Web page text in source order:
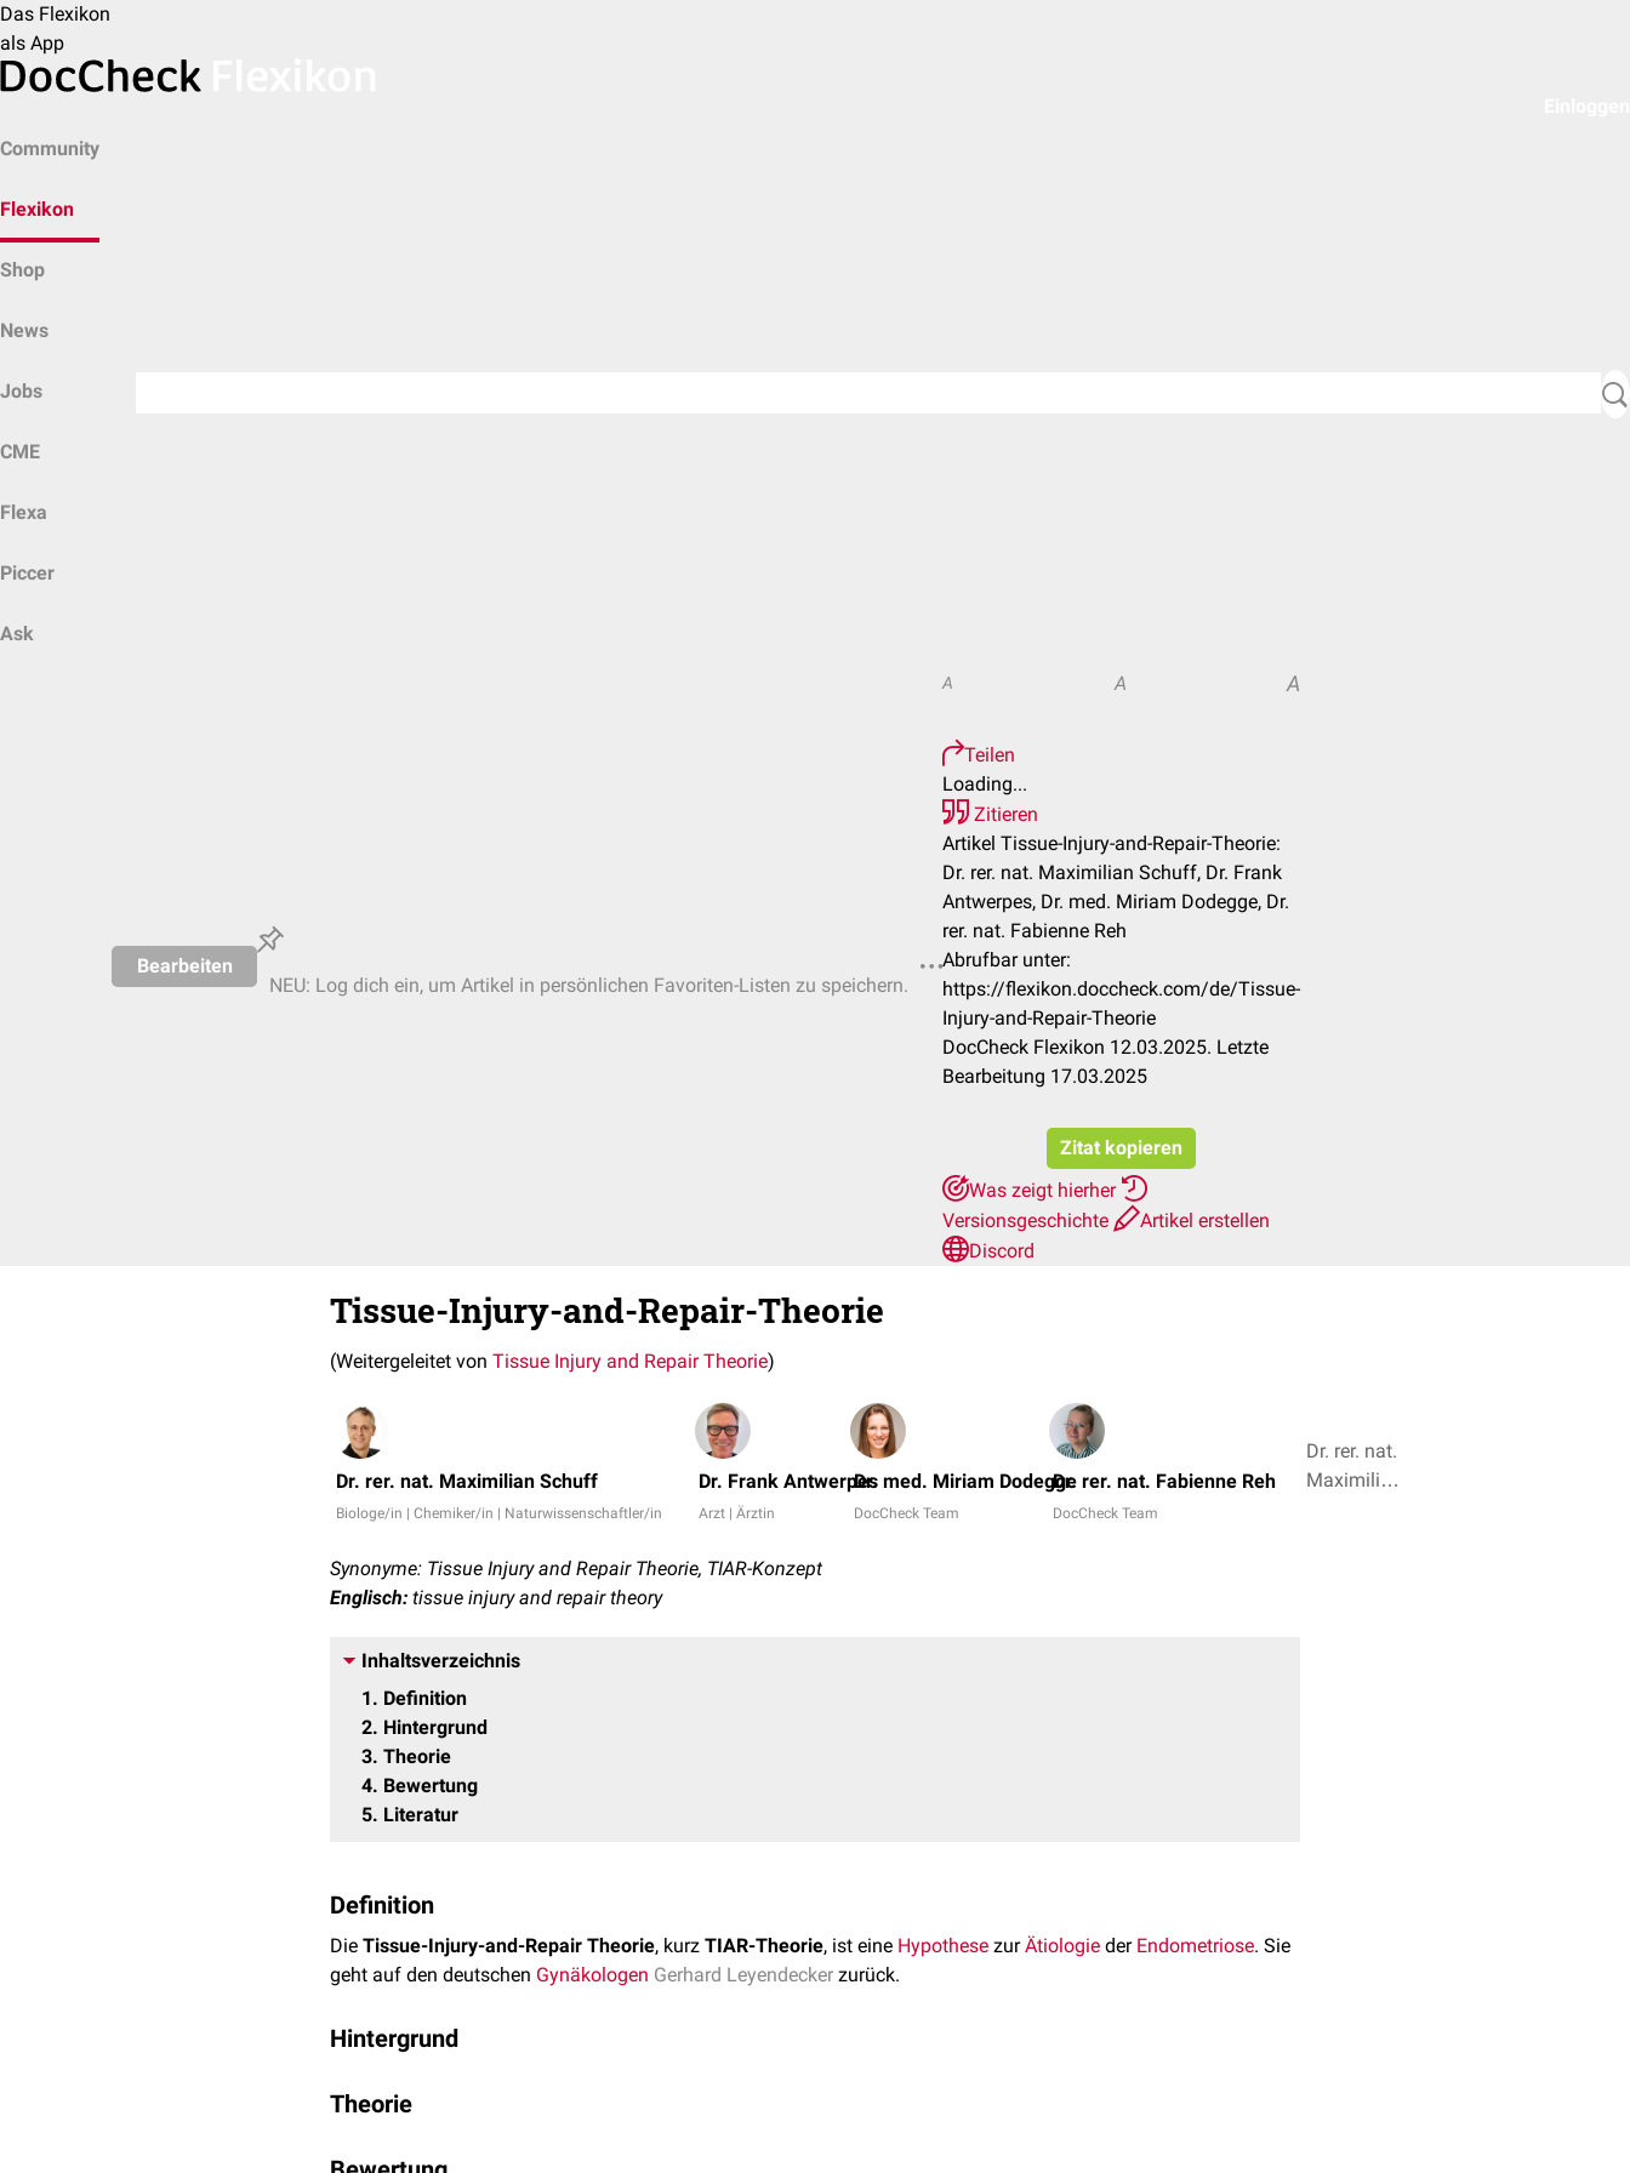
Das Flexikon
als App
Community
Flexikon
Shop
News
Jobs
CME
Flexa
Piccer
Ask
Bearbeiten
NEU: Log dich ein, um Artikel in persönlichen Favoriten-Listen zu speichern.
A A A
Teilen
Loading...
Zitieren
Artikel Tissue-Injury-and-Repair-Theorie:
Dr. rer. nat. Maximilian Schuff, Dr. Frank
Antwerpes, Dr. med. Miriam Dodegge, Dr.
rer. nat. Fabienne Reh
Abrufbar unter:
https://flexikon.doccheck.com/de/Tissue-
Injury-and-Repair-Theorie
DocCheck Flexikon 12.03.2025. Letzte
Bearbeitung 17.03.2025
Zitat kopieren
Was zeigt hierher
Versionsgeschichte
Artikel erstellen
Discord
Tissue-Injury-and-Repair-Theorie
(Weitergeleitet von Tissue Injury and Repair Theorie)
Dr. rer. nat. Maximilian Schuff
Biologe/in | Chemiker/in | Naturwissenschaftler/in
Dr. Frank Antwerpes
Arzt | Ärztin
Dr. med. Miriam Dodegge
DocCheck Team
Dr. rer. nat. Fabienne Reh
DocCheck Team
Dr. rer. nat.
Maximilian
Synonyme: Tissue Injury and Repair Theorie, TIAR-Konzept
Englisch: tissue injury and repair theory
Inhaltsverzeichnis
1
Definition
2 Hintergrund
3 Theorie
4 Bewertung
5 Literatur
Definition
Die Tissue-Injury-and-Repair Theorie, kurz TIAR-Theorie, ist eine Hypothese zurÄtiologie der Endometriose. Sie
geht auf den deutschen Gynäkologen Gerhard Leyendecker zurück.
Hintergrund
Entstehung der Erkrankung hinreichend erklären.
Theorie